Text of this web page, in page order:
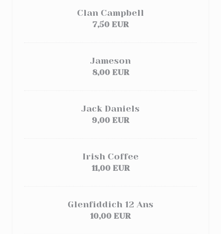
Clan Campbell
7,50 EUR
Jameson
8,00 EUR
Jack Daniels
9,00 EUR
Irish Coffee
11,00 EUR
Glenfiddich 12 Ans
10,00 EUR